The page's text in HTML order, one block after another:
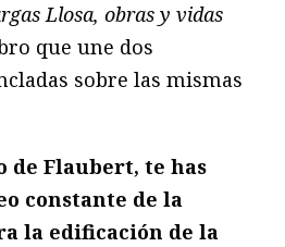
Llosa, obras y vidas
que une dos
sobre las mismas
de Flaubert, te has
constante de la
la edificación de la